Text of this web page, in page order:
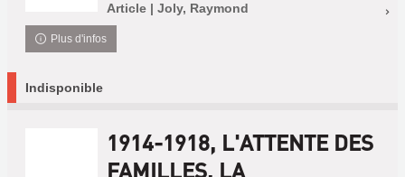
Article | Joly, Raymond
Plus d'infos
Indisponible
1914-1918, L'ATTENTE DES
FAMILLES, LA